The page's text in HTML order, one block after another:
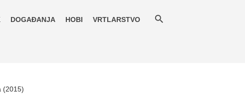
DOGAĐANJA HOBI VRTLARSTVO
(2015)